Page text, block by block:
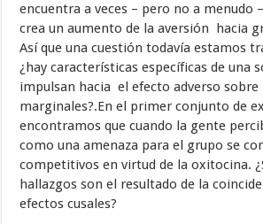
encuentra a veces – pero no a menudo
crea un aumento de la aversión hacia
Así que una cuestión todavía estamos
¿hay características específicas de una
impulsan hacia el efecto adverso sobre
marginales?.En el primer conjunto de
encontramos que cuando la gente
como una amenaza para el grupo se
competitivos en virtud de la oxitocina.
hallazgos son el resultado de la
efectos cusales?